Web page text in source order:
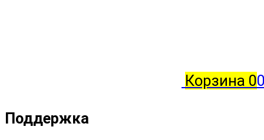
Корзина 0
Поддержка